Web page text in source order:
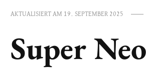
AKTUALISIERT AM 19. SEPTEMBER 2025
Super